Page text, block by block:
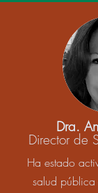
Dra.
Director de
Ha estado
salud